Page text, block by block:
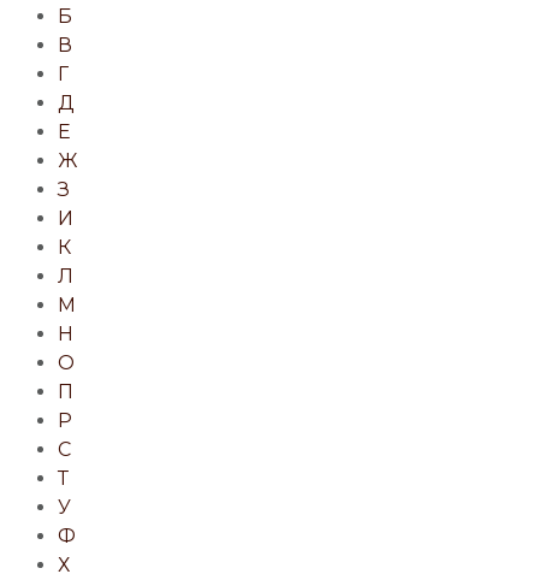
Б
В
Г
Д
Е
Ж
З
И
К
Л
М
Н
О
П
Р
С
Т
У
Ф
Х